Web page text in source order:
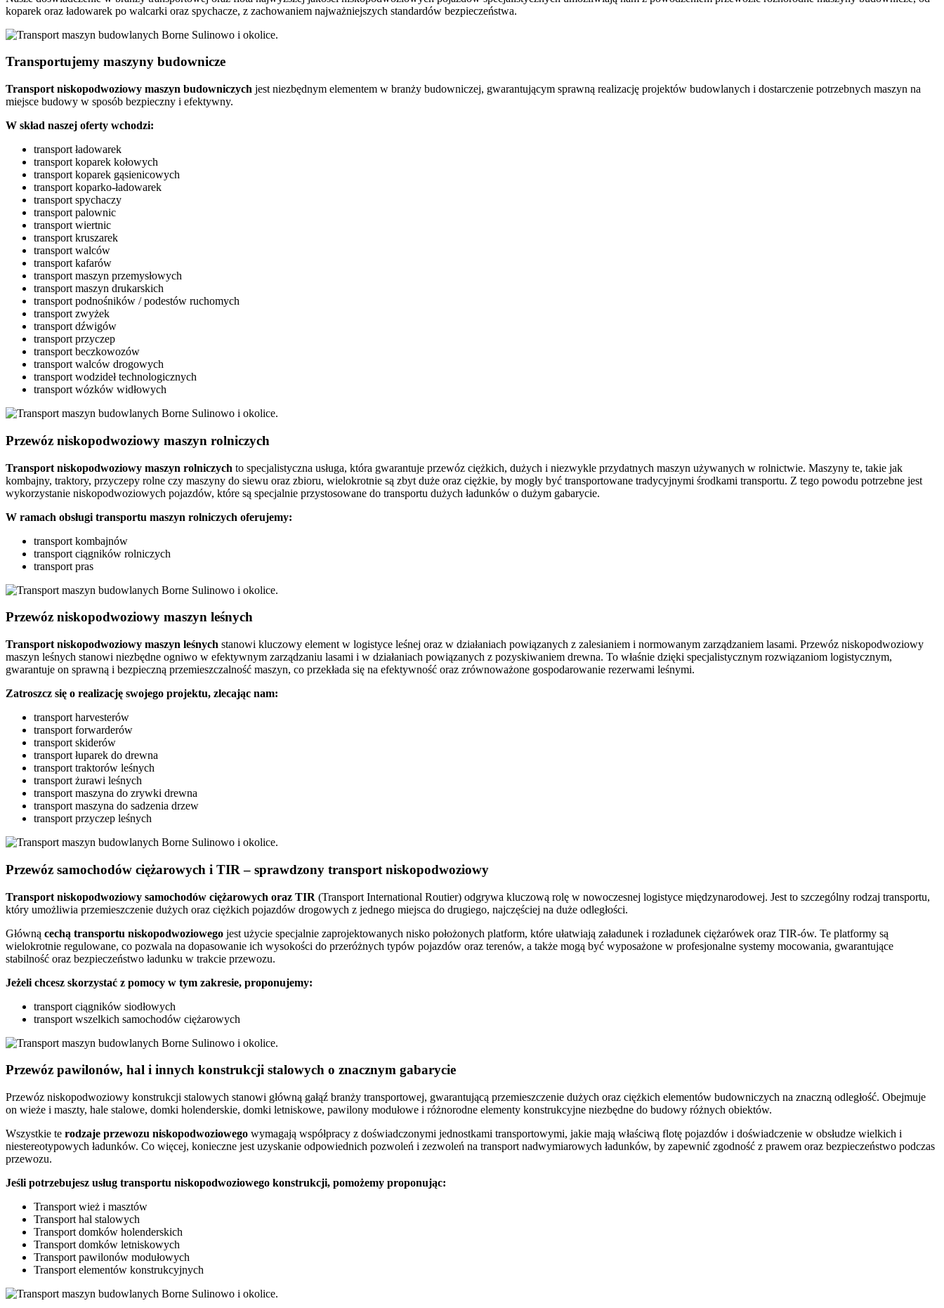
koparek oraz ładowarek po walcarki oraz spychacze, z zachowaniem najważniejszych standardów bezpieczeństwa.
Transportujemy maszyny budownicze
Transport niskopodwoziowy maszyn budowniczych jest niezbędnym elementem w branży budowniczej, gwarantującym sprawną realizację projektów budowlanych i dostarczenie potrzebnych maszyn na
miejsce budowy w sposób bezpieczny i efektywny.
W skład naszej oferty wchodzi:
transport ładowarek
transport koparek kołowych
transport koparek gąsienicowych
transport koparko-ładowarek
transport spychaczy
transport palownic
transport wiertnic
transport kruszarek
transport walców
transport kafarów
transport maszyn przemysłowych
transport maszyn drukarskich
transport podnośników / podestów ruchomych
transport zwyżek
transport dźwigów
transport przyczep
transport beczkowozów
transport walców drogowych
transport wodzideł technologicznych
transport wózków widłowych
Przewóz niskopodwoziowy maszyn rolniczych
Transport niskopodwoziowy maszyn rolniczych to specjalistyczna usługa, która gwarantuje przewóz ciężkich, dużych i niezwykle przydatnych maszyn używanych w rolnictwie. Maszyny te, takie jak
kombajny, traktory, przyczepy rolne czy maszyny do siewu oraz zbioru, wielokrotnie są zbyt duże oraz ciężkie, by mogły być transportowane tradycyjnymi środkami transportu. Z tego powodu potrzebne jest
wykorzystanie niskopodwoziowych pojazdów, które są specjalnie przystosowane do transportu dużych ładunków o dużym gabarycie.
W ramach obsługi transportu maszyn rolniczych oferujemy:
transport kombajnów
transport ciągników rolniczych
transport pras
Przewóz niskopodwoziowy maszyn leśnych
Transport niskopodwoziowy maszyn leśnych stanowi kluczowy element w logistyce leśnej oraz w działaniach powiązanych z zalesianiem i normowanym zarządzaniem lasami. Przewóz niskopodwoziowy
maszyn leśnych stanowi niezbędne ogniwo w efektywnym zarządzaniu lasami i w działaniach powiązanych z pozyskiwaniem drewna. To właśnie dzięki specjalistycznym rozwiązaniom logistycznym,
gwarantuje on sprawną i bezpieczną przemieszczalność maszyn, co przekłada się na efektywność oraz zrównoważone gospodarowanie rezerwami leśnymi.
Zatroszcz się o realizację swojego projektu, zlecając nam:
transport harvesterów
transport forwarderów
transport skiderów
transport łuparek do drewna
transport traktorów leśnych
transport żurawi leśnych
transport maszyna do zrywki drewna
transport maszyna do sadzenia drzew
transport przyczep leśnych
Przewóz samochodów ciężarowych i TIR – sprawdzony transport niskopodwoziowy
Transport niskopodwoziowy samochodów ciężarowych oraz TIR (Transport International Routier) odgrywa kluczową rolę w nowoczesnej logistyce międzynarodowej. Jest to szczególny rodzaj transportu,
który umożliwia przemieszczenie dużych oraz ciężkich pojazdów drogowych z jednego miejsca do drugiego, najczęściej na duże odległości.
Główną cechą transportu niskopodwoziowego jest użycie specjalnie zaprojektowanych nisko położonych platform, które ułatwiają załadunek i rozładunek ciężarówek oraz TIR-ów. Te platformy są
wielokrotnie regulowane, co pozwala na dopasowanie ich wysokości do przeróżnych typów pojazdów oraz terenów, a także mogą być wyposażone w profesjonalne systemy mocowania, gwarantujące
stabilność oraz bezpieczeństwo ładunku w trakcie przewozu.
Jeżeli chcesz skorzystać z pomocy w tym zakresie, proponujemy:
transport ciągników siodłowych
transport wszelkich samochodów ciężarowych
Przewóz pawilonów, hal i innych konstrukcji stalowych o znacznym gabarycie
Przewóz niskopodwoziowy konstrukcji stalowych stanowi główną gałąź branży transportowej, gwarantującą przemieszczenie dużych oraz ciężkich elementów budowniczych na znaczną odległość. Obejmuje
on wieże i maszty, hale stalowe, domki holenderskie, domki letniskowe, pawilony modułowe i różnorodne elementy konstrukcyjne niezbędne do budowy różnych obiektów.
Wszystkie te rodzaje przewozu niskopodwoziowego wymagają współpracy z doświadczonymi jednostkami transportowymi, jakie mają właściwą flotę pojazdów i doświadczenie w obsłudze wielkich i
niestereotypowych ładunków. Co więcej, konieczne jest uzyskanie odpowiednich pozwoleń i zezwoleń na transport nadwymiarowych ładunków, by zapewnić zgodność z prawem oraz bezpieczeństwo podczas
przewozu.
Jeśli potrzebujesz usług transportu niskopodwoziowego konstrukcji, pomożemy proponując:
Transport wież i masztów
Transport hal stalowych
Transport domków holenderskich
Transport domków letniskowych
Transport pawilonów modułowych
Transport elementów konstrukcyjnych